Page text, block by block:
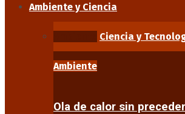
Ambiente y Ciencia
Ciencia y
Ambiente
Ola de calor sin